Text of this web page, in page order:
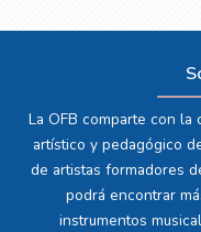
La OFB comparte con
artístico y pedagógico
de artistas formadores
podrá encontrar
instrumentos